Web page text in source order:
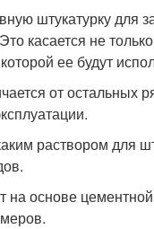
штукатурку для
касается не
ее будут
от остальных
раствором для
на основе